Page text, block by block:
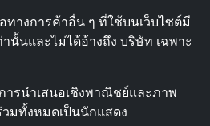
ทางการค้าอื่น ๆ ที่ใช้บนเว็บไซต์มี
นั้นและไม่ได้อ้างถึง บริษัท เฉพาะ
ารนําเสนอเชิงพาณิชย์และภาพ
มทั้งหมดเป็นนักแสดง